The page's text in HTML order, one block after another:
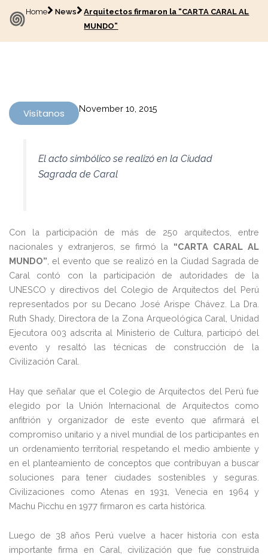
Home News
Arquitectos firmaron la “CARTA CARAL AL
MUNDO”
Visítanos November 10, 2015
El acto simbólico se realizó en la Ciudad
Sagrada de Caral
Con la participación de más de 250 arquitectos, entre
nacionales y extranjeros, se firmó la “CARTA CARAL AL
MUNDO” , el evento que se realizó en la Ciudad Sagrada de
Caral contó con la participación de autoridades de la
UNESCO y directivos del Colegio de Arquitectos del Perú
representados por su Decano José Arispe Chávez. La Dra.
Ruth Shady, Directora de la Zona Arqueológica Caral, Unidad
Ejecutora 003 adscrita al Ministerio de Cultura, participó del
evento y resaltó las técnicas de construcción de la
Civilización Caral.
Hay que señalar que el Colegio de Arquitectos del Perú fue
elegido por la Unión Internacional de Arquitectos como
anfitrión y organizador de este evento que afirmará el
compromiso unitario y a nivel mundial de los participantes en
un ordenamiento territorial respetando el medio ambiente y
en el planteamiento de conceptos que contribuyan a buscar
soluciones para tener ciudades sostenibles y seguras.
Civilizaciones como Atenas en 1931, Venecia en 1964 y
Machu Picchu en 1977 firmaron es carta histórica.
Luego de 38 años Perú vuelve a hacer historia con esta
importante firma en Caral, civilización que fue construida